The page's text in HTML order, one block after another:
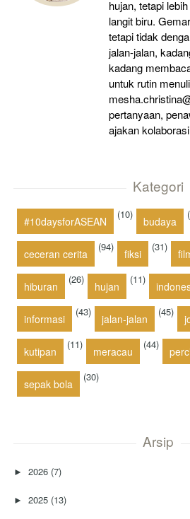
hujan, tetapi
langit biru.
tetapi tidak
jalan-jalan,
kadang
untuk rutin
pertanyaan,
ajakan
Kategori
#10daysforASEAN
(10)
budaya
ceceran cerita
(94)
fiksi
(31)
hiburan
(26)
hujan
(11)
informasi
(43)
jalan-jalan
(45)
kutipan
(11)
meracau
(44)
sepak bola
(30)
Arsip
►2026 (7)
►2025 (13)